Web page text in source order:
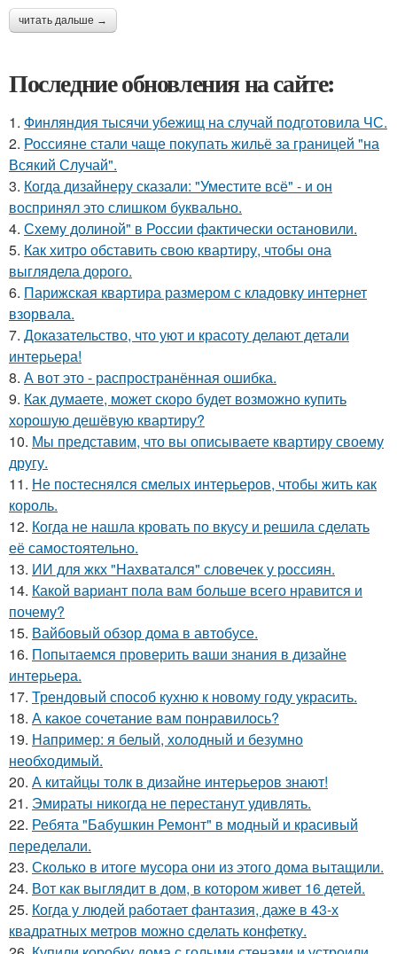
читать дальше →
Последние обновления на сайте:
1. Финляндия тысячи убежищ на случай подготовила ЧС.
2. Россияне стали чаще покупать жильё за границей "на
Всякий Случай".
3. Когда дизайнеру сказали: "Уместите всё" - и он
воспринял это слишком буквально.
4. Схему долиной" в России фактически остановили.
5. Как хитро обставить свою квартиру, чтобы она
выглядела дорого.
6. Парижская квартира размером с кладовку интернет
взорвала.
7. Доказательство, что уют и красоту делают детали
интерьера!
8. А вот это - распространённая ошибка.
9. Как думаете, может скоро будет возможно купить
хорошую дешёвую квартиру?
10. Мы представим, что вы описываете квартиру своему
другу.
11. Не постеснялся смелых интерьеров, чтобы жить как
король.
12. Когда не нашла кровать по вкусу и решила сделать
её самостоятельно.
13. ИИ для жкх "Нахватался" словечек у россиян.
14. Какой вариант пола вам больше всего нравится и
почему?
15. Вайбовый обзор дома в автобусе.
16. Попытаемся проверить ваши знания в дизайне
интерьера.
17. Трендовый способ кухню к новому году украсить.
18. А какое сочетание вам понравилось?
19. Например: я белый, холодный и безумно
необходимый.
20. А китайцы толк в дизайне интерьеров знают!
21. Эмираты никогда не перестанут удивлять.
22. Ребята "Бабушкин Ремонт" в модный и красивый
переделали.
23. Сколько в итоге мусора они из этого дома вытащили.
24. Вот как выглядит в дом, в котором живет 16 детей.
25. Когда у людей работает фантазия, даже в 43-х
квадратных метров можно сделать конфетку.